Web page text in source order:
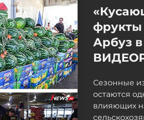
Арбуз
Сезонные
остаются
влияющих